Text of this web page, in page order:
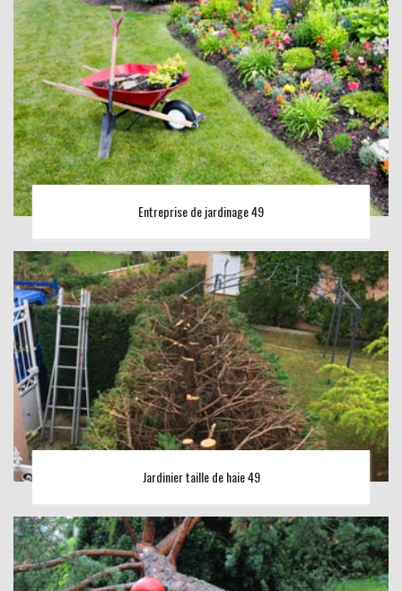
Entreprise de jardinage 49
Jardinier taille de haie 49